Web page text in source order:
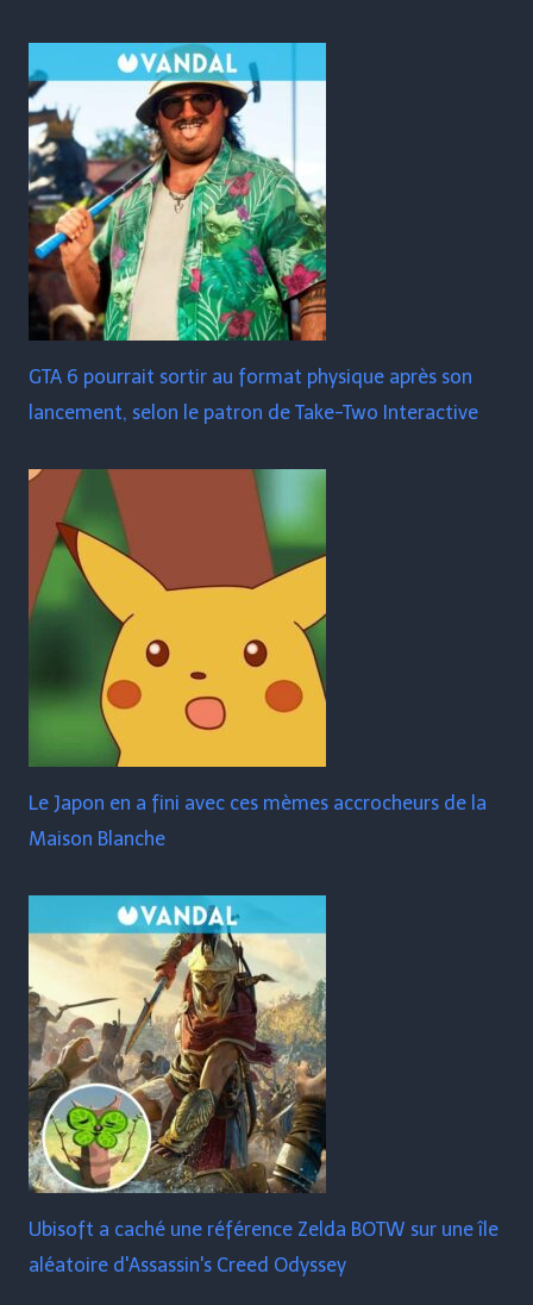
GTA 6 pourrait sortir au format physique après son
lancement, selon le patron de Take-Two Interactive
Le Japon en a fini avec ces mèmes accrocheurs de la
Maison Blanche
Ubisoft a caché une référence Zelda BOTW sur une île
aléatoire d'Assassin's Creed Odyssey